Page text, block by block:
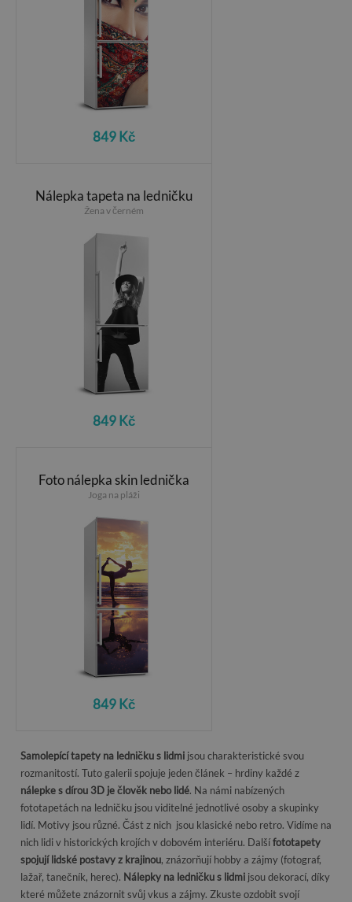
849 Kč
Nálepka tapeta na ledničku
Žena v černém
849 Kč
Foto nálepka skin lednička
Joga na pláži
849 Kč
Samolepící tapety na ledničku s lidmi jsou charakteristické svou
rozmanitostí. Tuto galerii spojuje jeden článek – hrdiny každé z
nálepke s dírou 3D je člověk nebo lidé. Na námi nabízených
fototapetách na ledničku jsou viditelné jednotlivé osoby a skupinky
lidí. Motivy jsou různé. Část z nich jsou klasické nebo retro. Vidíme na
nich lidi v historických krojích v dobovém interiéru. Dalšífototapety
spojují lidské postavy z krajinou, znázorňují hobby a zájmy (fotograf,
lažař, tanečník, herec). Nálepky na ledničku s lidmi jsou dekorací, díky
které můžete znázornit svůj vkus a zájmy. Zkuste ozdobit svojí